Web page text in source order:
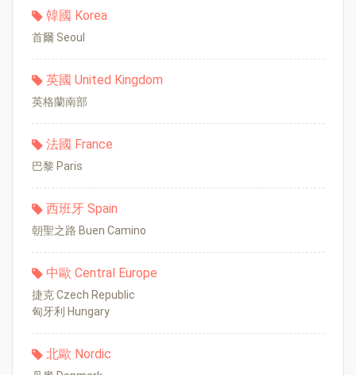
韓國 Korea
首爾 Seoul
英國 United Kingdom
英格蘭南部
法國 France
巴黎 Paris
西班牙 Spain
朝聖之路 Buen Camino
中歐 Central Europe
捷克 Czech Republic
匈牙利 Hungary
北歐 Nordic